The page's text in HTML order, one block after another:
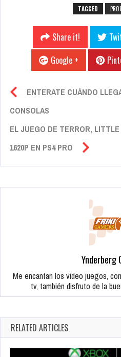
TAGGED
Share it!
Google +
ENTERATE CUÁNDO
CONSOLAS
EL JUEGO DE TERROR,
1620P EN PS4 PRO
Ynderberg
Me encantan los video juegos,
tv, también disfruto de la
RELATED ARTICLES